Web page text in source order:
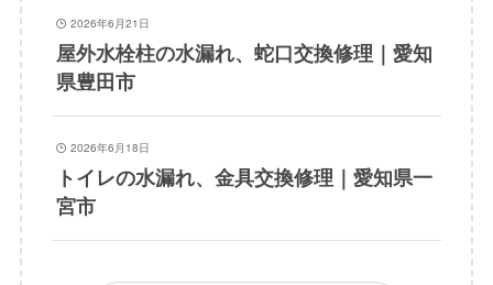
2026年6月21日
屋外水栓柱の水漏れ、蛇口交換修理｜愛知
県豊田市
2026年6月18日
トイレの水漏れ、金具交換修理｜愛知県一
宮市